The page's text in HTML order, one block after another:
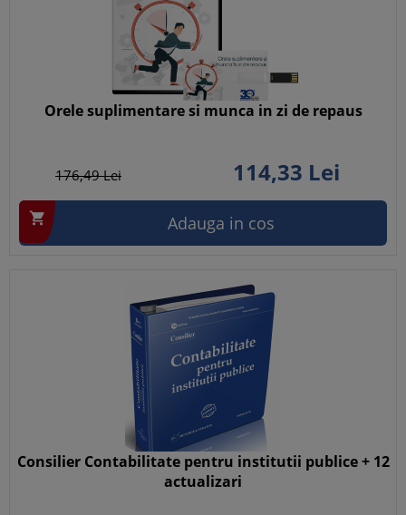
Orele suplimentare si munca in zi de repaus
176,49Lei 114,33 Lei
 Adauga in cos
Consilier Contabilitate pentru institutii publice + 12
actualizari